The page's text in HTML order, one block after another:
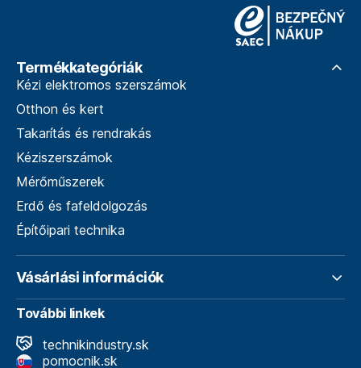
Termékkategóriák
Kézi elektromos szerszámok
Otthon és kert
Takarítás és rendrakás
Kéziszerszámok
Mérőműszerek
Erdő és fafeldolgozás
Építőipari technika
Vásárlási információk
További linkek
technikindustry.sk
pomocnik.sk